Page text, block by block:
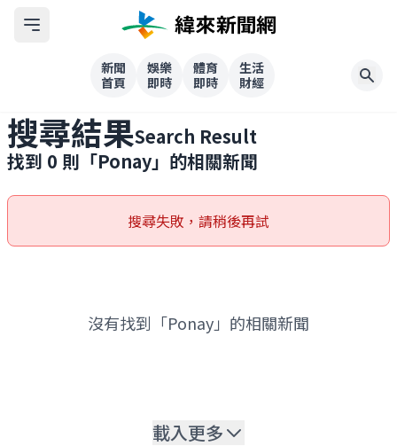
新聞
首頁
娛樂
即時
體育
即時
生活
財經
搜尋結果Search Result
找到 0 則「Ponay」的相關新聞
搜尋失敗，請稍後再試
沒有找到「Ponay」的相關新聞
載入更多